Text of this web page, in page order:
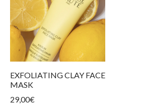
EXFOLIATING CLAY FACE
MASK
29,00€